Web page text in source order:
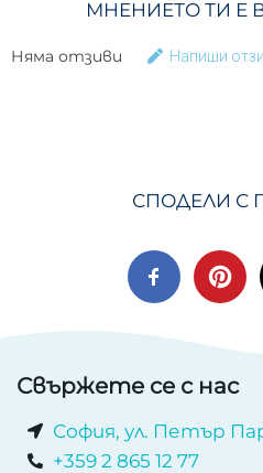
МНЕНИЕТО ТИ Е
Няма отзиви Напиши
СПОДЕЛИ С
Свържете се с нас
София, ул. Петър
+359 2 865 12 77